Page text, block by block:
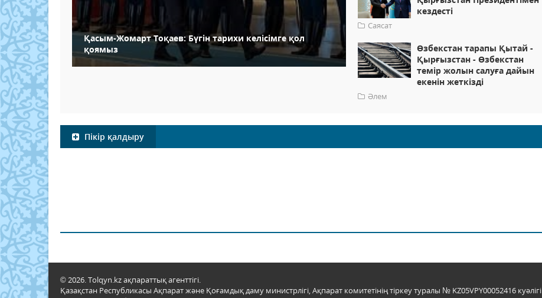
Қасым-Жомарт Тоқаев: Бүгін тарихи келісімге қол
қоямыз
кездесті
Саясат
Өзбекстан тарапы Қытай -
Қырғызстан - Өзбекстан
темір жолын салуға дайын
екенін жеткізді
Әлем
Пікір қалдыру
© 2026. Tolqyn.kz ақпараттық агенттігі.
Қазақстан Республикасы Ақпарат және Қоғамдық даму министрлігі, Ақпарат комитетінің тіркеу туралы № KZ05VPY00052416 куәлігі